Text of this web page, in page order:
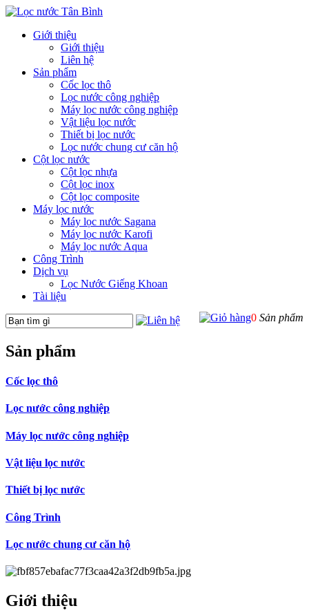
Giới thiệu
Giới thiệu
Liên hệ
Sản phẩm
Cốc lọc thô
Lọc nước công nghiệp
Máy lọc nước công nghiệp
Vật liệu lọc nước
Thiết bị lọc nước
Lọc nước chung cư căn hộ
Cột lọc nước
Cột lọc nhựa
Cột lọc inox
Cột lọc composite
Máy lọc nước
Máy lọc nước Sagana
Máy lọc nước Karofi
Máy lọc nước Aqua
Công Trình
Dịch vụ
Lọc Nước Giếng Khoan
Tài liệu
0 Sản phẩm
Sản phẩm
Cốc lọc thô
Lọc nước công nghiệp
Máy lọc nước công nghiệp
Vật liệu lọc nước
Thiết bị lọc nước
Công Trình
Lọc nước chung cư căn hộ
Giới thiệu